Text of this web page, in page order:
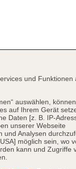
und Funktionen
auswählen,
auf Ihrem Gerät
Daten [z. B. IP-
unserer Webseite
Analysen
möglich sein, wo
kann und Zugriffe